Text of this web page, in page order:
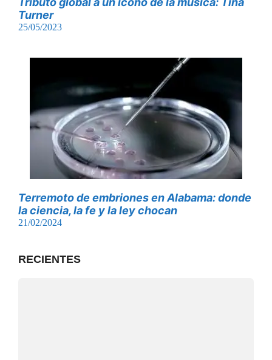
Turner
25/05/2023
Terremoto de embriones en Alabama: donde
la ciencia, la fe y la ley chocan
21/02/2024
RECIENTES